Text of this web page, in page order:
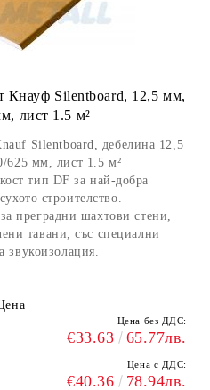
Кнауф Silentboard, 12,5 мм,
лист 1.5 м²
Silentboard, дебелина 12,5
625 мм, лист 1.5 м²
тип DF за най-добра
строителство.
преградни шахтови стени,
тавани, със специални
звукоизолация.
Цена без ДДС:
€33.63 65.77лв.
Цена с ДДС:
€40.36 78.94лв.